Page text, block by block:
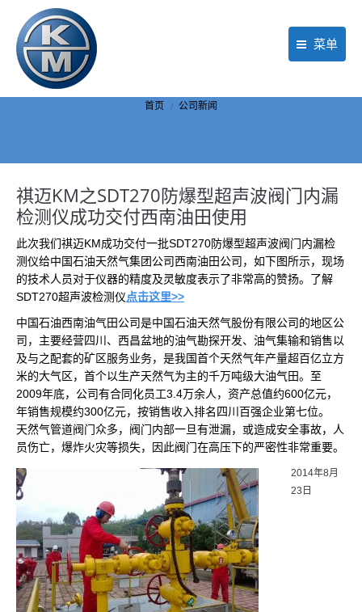
菜单
首页
行业应用
现场服务
关于KM
联络我们
你在这里：
首页 公司新闻
祺迈KM之SDT270防爆型超声波阀门内漏
检测仪成功交付西南油田使用
此次我们祺迈KM成功交付一批SDT270防爆型超声波阀门内漏检
测仪给中国石油天然气集团公司西南油田公司，如下图所示，现场
的技术人员对于仪器的精度及灵敏度表示了非常高的赞扬。了解
SDT270超声波检测仪点击这里>>
中国石油西南油气田公司是中国石油天然气股份有限公司的地区公
司，主要经营四川、西昌盆地的油气勘探开发、油气集输和销售以
及与之配套的矿区服务业务，是我国首个天然气年产量超百亿立方
米的大气区，首个以生产天然气为主的千万吨级大油气田。至
2009年底，公司有合同化员工3.4万余人，资产总值约600亿元，
年销售规模约300亿元，按销售收入排名四川百强企业第七位。
天然气管道阀门众多，阀门内部一旦有泄漏，或造成安全事故，人
员伤亡，爆炸火灾等损失，因此阀门在高压下的严密性非常重要。
2014年8月
23日